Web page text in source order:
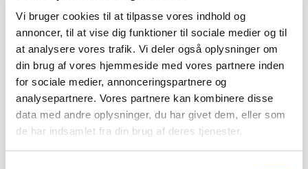
Vi bruger cookies til at tilpasse vores indhold og
annoncer, til at vise dig funktioner til sociale medier og til
at analysere vores trafik. Vi deler også oplysninger om
din brug af vores hjemmeside med vores partnere inden
for sociale medier, annonceringspartnere og
analysepartnere. Vores partnere kan kombinere disse
data med andre oplysninger, du har givet dem, eller som
de har indsamlet fra din brug af deres tjenester.
LÆS MERE